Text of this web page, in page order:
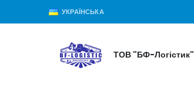
УКРАЇНСЬКА
ТОВ "БФ-Логістик"